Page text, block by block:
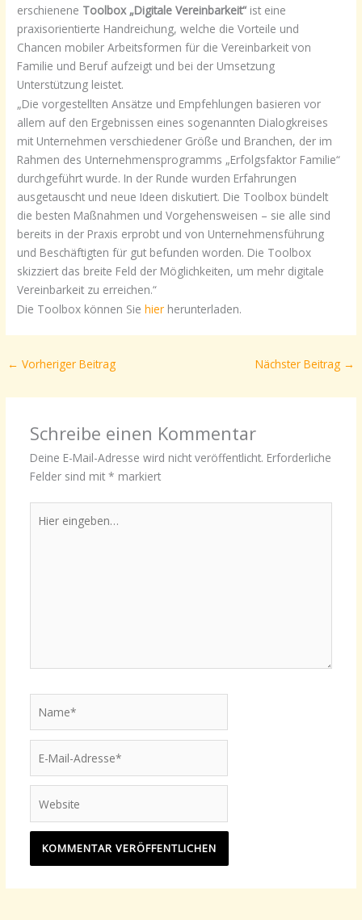
erschienene Toolbox „Digitale Vereinbarkeit“ ist eine
praxisorientierte Handreichung, welche die Vorteile und
Chancen mobiler Arbeitsformen für die Vereinbarkeit von
Familie und Beruf aufzeigt und bei der Umsetzung
Unterstützung leistet.
„Die vorgestellten Ansätze und Empfehlungen basieren vor
allem auf den Ergebnissen eines sogenannten Dialogkreises
mit Unternehmen verschiedener Größe und Branchen, der im
Rahmen des Unternehmensprogramms „Erfolgsfaktor Familie“
durchgeführt wurde. In der Runde wurden Erfahrungen
ausgetauscht und neue Ideen diskutiert. Die Toolbox bündelt
die besten Maßnahmen und Vorgehensweisen – sie alle sind
bereits in der Praxis erprobt und von Unternehmensführung
und Beschäftigten für gut befunden worden. Die Toolbox
skizziert das breite Feld der Möglichkeiten, um mehr digitale
Vereinbarkeit zu erreichen.“
Die Toolbox können Siehier herunterladen.
← Vorheriger Beitrag Nächster Beitrag →
Schreibe einen Kommentar
Deine E-Mail-Adresse wird nicht veröffentlicht. Erforderliche
Felder sind mit * markiert
eingeben…
Mail-
Adresse*